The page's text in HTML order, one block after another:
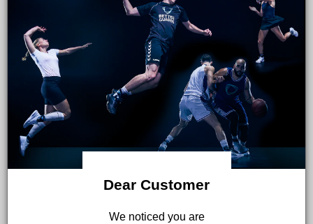
betekent elk apparaat dat toegang kan krijgen tot de
Service, zoals een computer, een mobiele telefoon of een
digitale tablet.
Persoonsgegevens
zijn alle gegevens die betrekking hebben
op een geïdentificeerde of identificeerbare persoon.
Dienstverwijst naar de Website.
betekent elke natuurlijke of rechtspersoon die
de gegevens namens het Bedrijf verwerkt. Onderneming. Het
verwijst naar derde bedrijven of personen die door het Bedrijf in
Dear Customer